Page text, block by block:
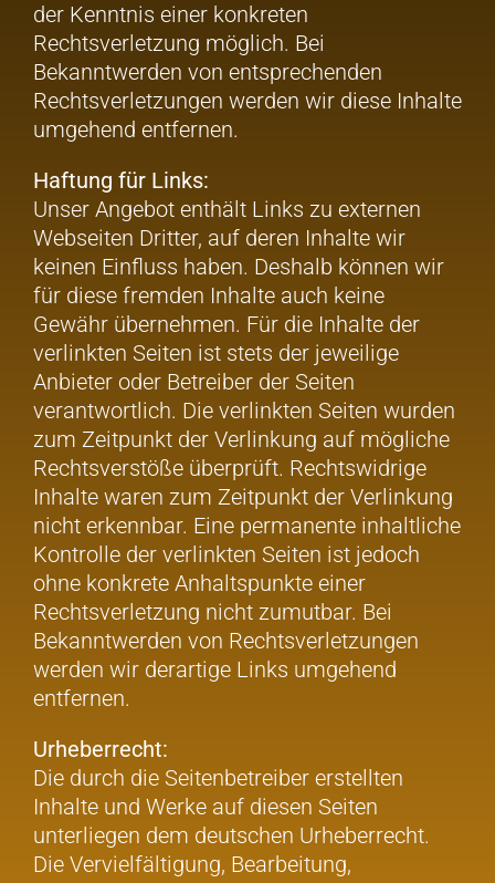
der Kenntnis einer konkreten
Rechtsverletzung möglich. Bei
Bekanntwerden von entsprechenden
Rechtsverletzungen werden wir diese Inhalte
umgehend entfernen.
Haftung für Links:
Unser Angebot enthält Links zu externen
Webseiten Dritter, auf deren Inhalte wir
keinen Einfluss haben. Deshalb können wir
für diese fremden Inhalte auch keine
Gewähr übernehmen. Für die Inhalte der
verlinkten Seiten ist stets der jeweilige
Anbieter oder Betreiber der Seiten
verantwortlich. Die verlinkten Seiten wurden
zum Zeitpunkt der Verlinkung auf mögliche
Rechtsverstöße überprüft. Rechtswidrige
Inhalte waren zum Zeitpunkt der Verlinkung
nicht erkennbar. Eine permanente inhaltliche
Kontrolle der verlinkten Seiten ist jedoch
ohne konkrete Anhaltspunkte einer
Rechtsverletzung nicht zumutbar. Bei
Bekanntwerden von Rechtsverletzungen
werden wir derartige Links umgehend
entfernen.
Urheberrecht:
Die durch die Seitenbetreiber erstellten
Inhalte und Werke auf diesen Seiten
unterliegen dem deutschen Urheberrecht.
Die Vervielfältigung, Bearbeitung,